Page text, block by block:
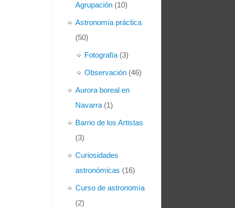
Agrupación (10)
Astronomía práctica
(50)
Fotografía (3)
Observación (46)
Aurora boreal en
Navarra (1)
Barrio de los Artistas
(3)
Curiosidades
astronómicas (16)
Curso de astronomía
(2)